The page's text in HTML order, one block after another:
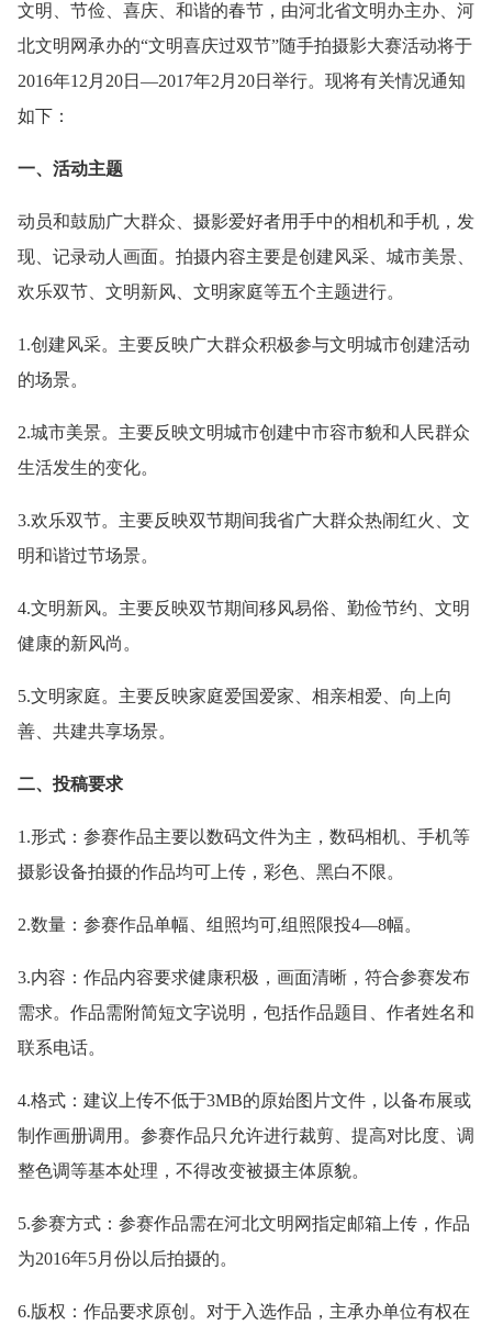
文明、节俭、喜庆、和谐的春节，由河北省文明办主办、河
北文明网承办的“文明喜庆过双节”随手拍摄影大赛活动将于
2016年12月20日—2017年2月20日举行。现将有关情况通知
如下：
一、活动主题
动员和鼓励广大群众、摄影爱好者用手中的相机和手机，发
现、记录动人画面。拍摄内容主要是创建风采、城市美景、
欢乐双节、文明新风、文明家庭等五个主题进行。
1.创建风采。主要反映广大群众积极参与文明城市创建活动
的场景。
2.城市美景。主要反映文明城市创建中市容市貌和人民群众
生活发生的变化。
3.欢乐双节。主要反映双节期间我省广大群众热闹红火、文
明和谐过节场景。
4.文明新风。主要反映双节期间移风易俗、勤俭节约、文明
健康的新风尚。
5.文明家庭。主要反映家庭爱国爱家、相亲相爱、向上向
善、共建共享场景。
二、投稿要求
1.形式：参赛作品主要以数码文件为主，数码相机、手机等
摄影设备拍摄的作品均可上传，彩色、黑白不限。
2.数量：参赛作品单幅、组照均可,组照限投4—8幅。
3.内容：作品内容要求健康积极，画面清晰，符合参赛发布
需求。作品需附简短文字说明，包括作品题目、作者姓名和
联系电话。
4.格式：建议上传不低于3MB的原始图片文件，以备布展或
制作画册调用。参赛作品只允许进行裁剪、提高对比度、调
整色调等基本处理，不得改变被摄主体原貌。
5.参赛方式：参赛作品需在河北文明网指定邮箱上传，作品
为2016年5月份以后拍摄的。
6.版权：作品要求原创。对于入选作品，主承办单位有权在